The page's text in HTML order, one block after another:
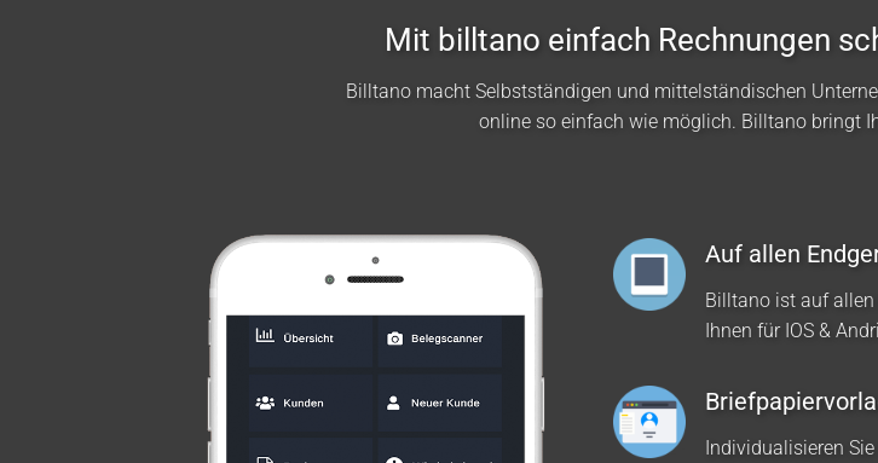
Mit billtano einfach Rechnungen
Billtano macht Selbstständigen und mittelständischen
online so einfach wie möglich. Billtano bringt
Auf allen
Billtano ist auf
Ihnen für IOS &
Individualisieren